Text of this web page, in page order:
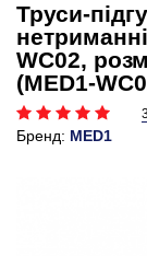
Труси-
WC02,
(MED1-
Бренд: MED1